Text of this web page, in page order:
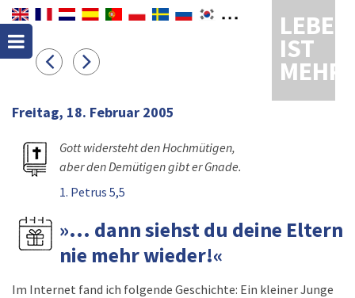
LEBEN
IST
MEHR
Freitag, 18. Februar 2005
Gott widersteht den Hochmütigen,
aber den Demütigen gibt er Gnade.
1. Petrus 5,5
»... dann siehst du deine Eltern
nie mehr wieder!«
Im Internet fand ich folgende Geschichte: Ein kleiner Junge